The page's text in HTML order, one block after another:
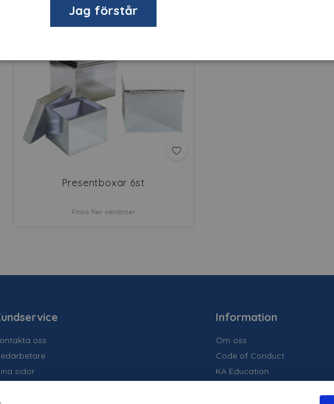
Presentboxar 6st
Finns fler varianter
oss
sidor
Information
Om oss
Code of Conduct
KA Education
Jag förstår